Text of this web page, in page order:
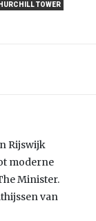
TOWER
Rijswijk
moderne
Minister.
van